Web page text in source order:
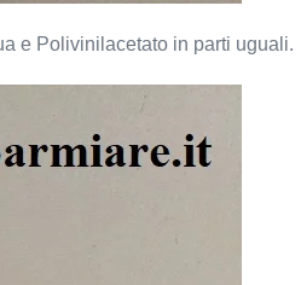
e Polivinilacetato in parti uguali.